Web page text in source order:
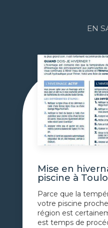
EN
Mise en
piscine à
Parce que la
votre piscine
région est
est temps de